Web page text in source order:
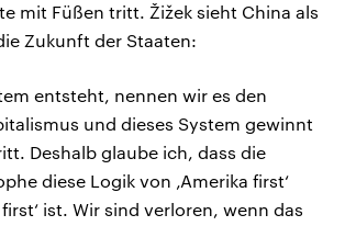
mit Füßen tritt. Žižek sieht China als
Zukunft der Staaten:
entsteht, nennen wir es den
und dieses System gewinnt
Deshalb glaube ich, dass die
diese Logik von ‚Amerika first‘
first‘ ist. Wir sind verloren, wenn das